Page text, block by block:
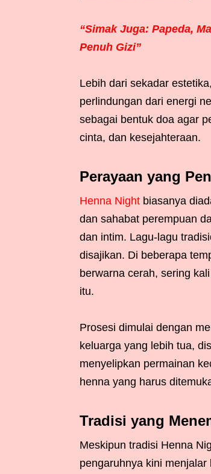
“Simak Juga: Papeda,
Penuh Gizi”
Lebih dari sekadar
perlindungan dari energi
sebagai bentuk doa agar
cinta, dan kesejahteraan.
Perayaan yang
Henna Night biasanya
dan sahabat perempuan
dan intim. Lagu-lagu
disajikan. Di beberapa
berwarna cerah, sering
itu.
Prosesi dimulai dengan
keluarga yang lebih tua,
menyelipkan permainan
henna yang harus
Tradisi yang
Meskipun tradisi Henna
pengaruhnya kini